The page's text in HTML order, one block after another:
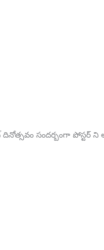
దినోత్సవం సందర్బంగా పోస్టర్ ని